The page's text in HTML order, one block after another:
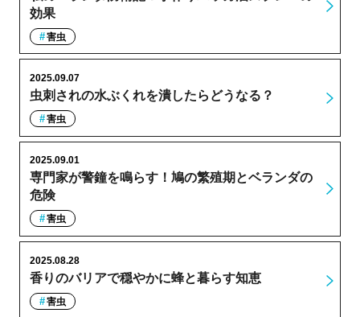
効果
害虫
虫刺されの水ぶくれを潰したらどうなる？
2025.09.07
害虫
専門家が警鐘を鳴らす！鳩の繁殖期とベランダの
危険
2025.09.01
害虫
香りのバリアで穏やかに蜂と暮らす知恵
2025.08.28
害虫